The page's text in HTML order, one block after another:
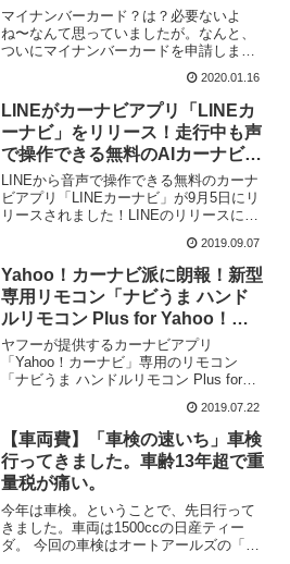
するため、マイナンバーカードを
申請しました。
マイナンバーカード？は？必要ないよ
ね〜なんて思っていましたが。なんと、
ついにマイナンバーカードを申請しまし
た…！引越した先で、住民票などの変更
をするわけですが、後に回しがちな届出
のひとつに「自動車の車検証の住所変
更」がありまして…。だって、...
2020.01.16
LINEがカーナビアプリ「LINEカ
ーナビ」をリリース！走行中も声
で操作できる無料のAIカーナビア
プリ。
LINEから音声で操作できる無料のカーナ
ビアプリ「LINEカーナビ」が9月5日にリ
リースされました！LINEのリリースによ
タの高精度なナビエンジンを連携、安
全・便利なドライブ体験を可能に”とのこ
と...
2019.09.07
Yahoo！カーナビ派に朗報！新型
専用リモコン「ナビうま ハンド
ルリモコン Plus for Yahoo！カ
ーナビ」が26日に発売！
ヤフーが提供するカーナビアプリ
「Yahoo！カーナビ」専用のリモコン
「ナビうま ハンドルリモコン Plus for
に新発売されます！（画像はYahoo!ショ
ッピングから）SoftBank SEL...
2019.07.22
【車両費】「車検の速いち」車検
行ってきました。車齢13年超で重
量税が痛い。
今年は車検。ということで、先日行って
きました。車両は1500ccの日産ティー
ダ。 今回の車検はオートアールズの「車